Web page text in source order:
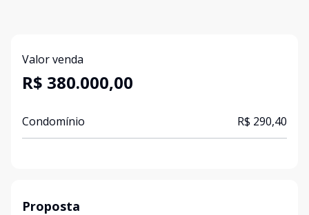
Valor venda
R$ 380.000,00
Condomínio R$ 290,40
Proposta